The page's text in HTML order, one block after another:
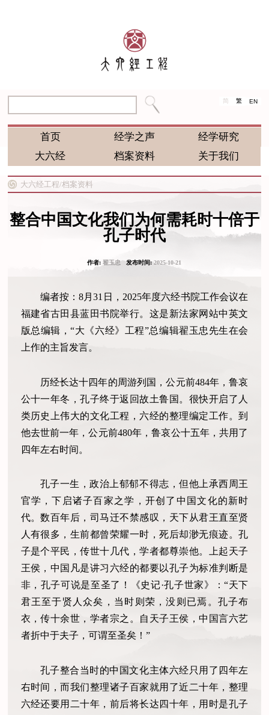
简 繁 EN
首页 经学之声
经学研究
大六经
档案资料 关于我们
大六经工程/档案资料
整合中国文化我们为何需耗时十倍于
孔子时代
作者:翟玉忠发布时间:2025-10-21
编者按：8月31日，2025年度六经书院工作会议在
福建省古田县蓝田书院举行。这是新法家网站中英文
版总编辑，“大《六经》工程”总编辑翟玉忠先生在会
上作的主旨发言。
历经长达十四年的周游列国，公元前484年，鲁哀
公十一年冬，孔子终于返回故土鲁国。很快开启了人
类历史上伟大的文化工程，六经的整理编定工作。到
他去世前一年，公元前480年，鲁哀公十五年，共用了
四年左右时间。
孔子一生，政治上郁郁不得志，但他上承西周王
官学，下启诸子百家之学，开创了中国文化的新时
代。数百年后，司马迁不禁感叹，天下从君王直至贤
人有很多，生前都曾荣耀一时，死后却渺无痕迹。孔
子是个平民，传世十几代，学者都尊崇他。上起天子
王侯，中国凡是讲习六经的都要以孔子为标准判断是
非，孔子可说是至圣了！《史记·孔子世家》：“天下
君王至于贤人众矣，当时则荣，没则已焉。孔子布
衣，传十余世，学者宗之。自天子王侯，中国言六艺
者折中于夫子，可谓至圣矣！”
孔子整合当时的中国文化主体六经只用了四年左
右时间，而我们整理诸子百家就用了近二十年，整理
六经还要用二十年，前后将长达四十年，用时是孔子